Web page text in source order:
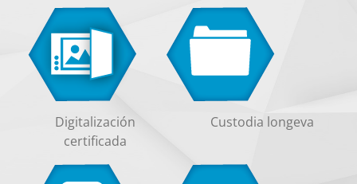
Digitalización
certificada
Custodia longeva